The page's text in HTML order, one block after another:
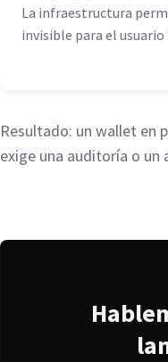
La infraestructura
invisible para el
Resultado: un wallet en
exige una auditoría o un